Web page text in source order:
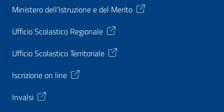
Ministero dell’Istruzione e del Merito
Ufficio Scolastico Regionale
Ufficio Scolastico Territoriale
Iscrizione on line
Invalsi